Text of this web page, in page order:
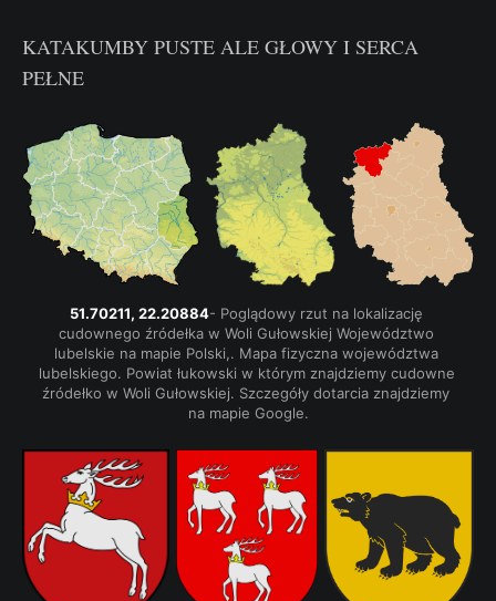
KATAKUMBY PUSTE ALE GŁOWY I SERCA
PEŁNE
51.70211, 22.20884- Poglądowy rzut na lokalizację
cudownego źródełka w Woli Gułowskiej Województwo
lubelskie na mapie Polski,. Mapa fizyczna województwa
lubelskiego. Powiat łukowski w którym znajdziemy cudowne
źródełko w Woli Gułowskiej. Szczegóły dotarcia znajdziemy
na mapie Google.